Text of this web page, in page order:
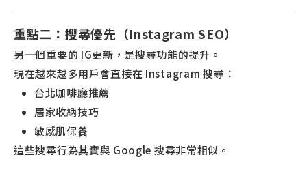
重點二：搜尋優先（Instagram SEO）
另一個重要的 IG更新，是搜尋功能的提升。
現在越來越多用戶會直接在 Instagram 搜尋：
台北咖啡廳推薦
居家收納技巧
敏感肌保養
這些搜尋行為其實與 Google 搜尋非常相似。